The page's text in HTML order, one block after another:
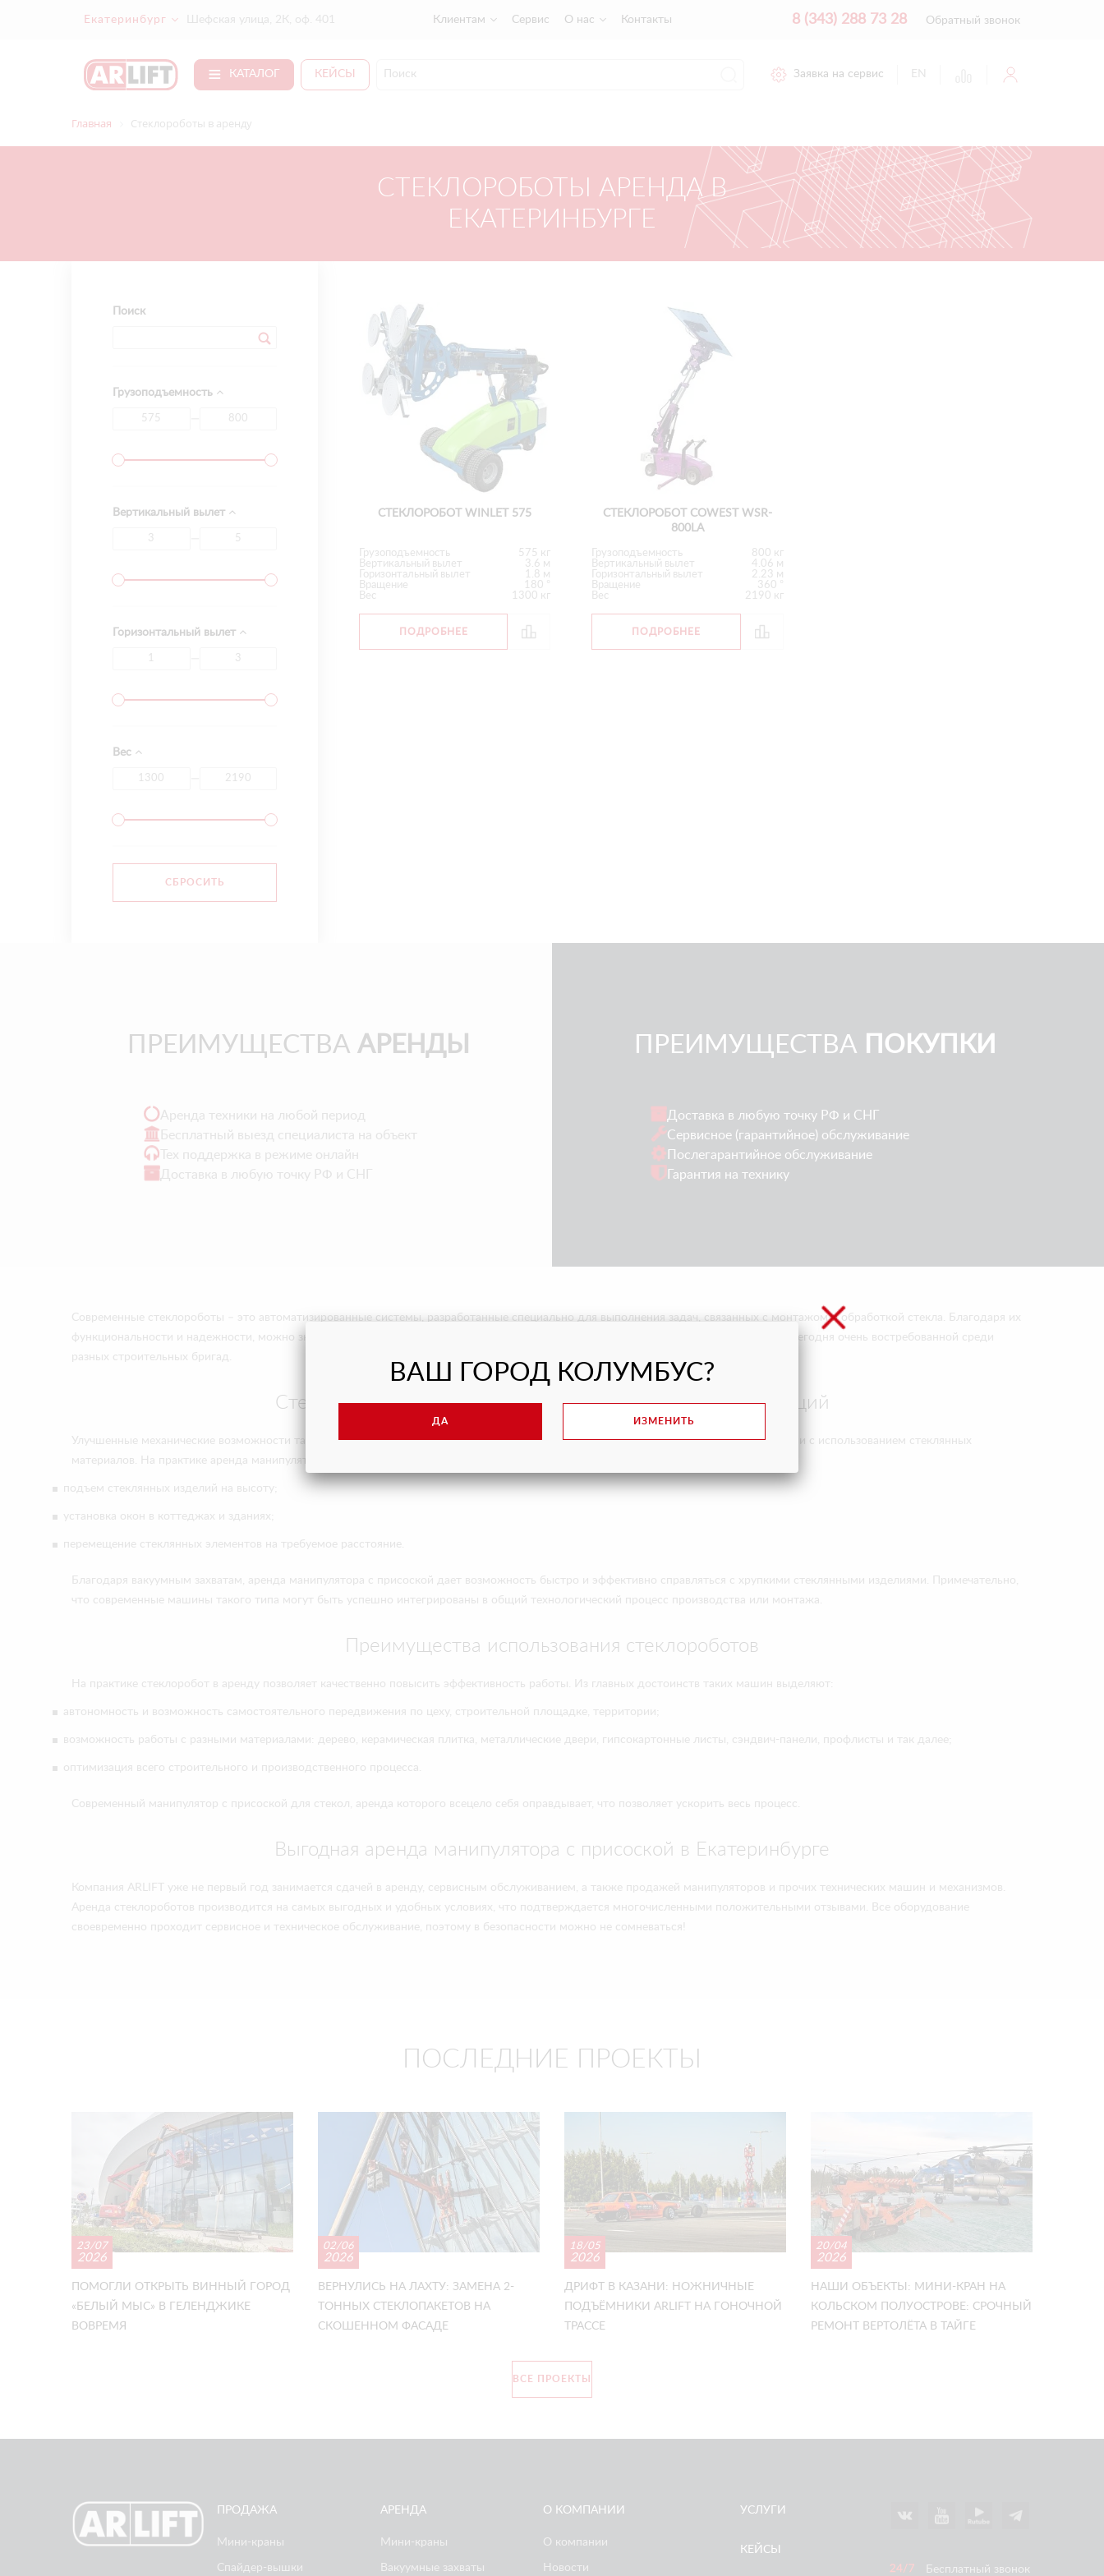
Екатеринбург Шефская улица, 2К, оф. 401 Клиентам Сервис О нас Контакты 8 (343) 288 73 28 Обратный звонок
КАТАЛОГ КЕЙСЫ Заявка на сервис EN
Главная Стеклороботы в аренду
СТЕКЛОРОБОТЫ АРЕНДА В
ЕКАТЕРИНБУРГЕ
Поиск
Грузоподъемность
Вертикальный вылет
Горизонтальный вылет
Вес
СТЕКЛОРОБОТ WINLET 575
Грузоподъемность
575 кг
Вертикальный вылет
3.6 м
Горизонтальный вылет
1.8 м
Вращение
180 °
Вес
1300 кг
ПОДРОБНЕЕ
СТЕКЛОРОБОТ COWEST WSR-
800LA
Грузоподъемность
800 кг
Вертикальный вылет
4.06 м
Горизонтальный вылет
2.23 м
Вращение
360 °
Вес
2190 кг
ПОДРОБНЕЕ
ПРЕИМУЩЕСТВА АРЕНДЫ
Аренда техники на любой период
Бесплатный выезд специалиста на объект
Тех поддержка в режиме онлайн
Доставка в любую точку РФ и СНГ
ПРЕИМУЩЕСТВА ПОКУПКИ
Доставка в любую точку РФ и СНГ
Сервисное (гарантийное) обслуживание
Послегарантийное обслуживание
Гарантия на технику
Современные стеклороботы – это автоматизированные системы, разработанные специально для выполнения задач, связанных с монтажом и обработкой стекла. Благодаря их
функциональности и надежности, можно значительно ускорить работу, поэтому аренда манипулятора с вакуумной присоской стала сегодня очень востребованной среди
разных строительных бригад.
Стеклоробот в аренду - перечень технологических операций
Улучшенные механические возможности таких робототехнических устройств позволяют уверенно выполнять самые сложные операции с использованием стеклянных
материалов. На практике аренда манипулятора для стекла позволяет успешно решать самые разные вопросы, включая следующее:
подъем стеклянных изделий на высоту;
установка окон в коттеджах и зданиях;
перемещение стеклянных элементов на требуемое расстояние.
Благодаря вакуумным захватам, аренда манипулятора с присоской дает возможность быстро и эффективно справляться с хрупкими стеклянными изделиями. Примечательно,
что современные машины такого типа могут быть успешно интегрированы в общий технологический процесс производства или монтажа.
Преимущества использования стеклороботов
На практике стеклоробот в аренду позволяет качественно повысить эффективность работы. Из главных достоинств таких машин выделяют:
автономность и возможность самостоятельного передвижения по цеху, строительной площадке, территории;
возможность работы с разными материалами: дерево, керамическая плитка, металлические двери, гипсокартонные листы, сэндвич-панели, профлисты и так далее;
оптимизация всего строительного и производственного процесса.
Современный манипулятор с присоской для стекол, аренда которого всецело себя оправдывает, что позволяет ускорить весь процесс.
Выгодная аренда манипулятора с присоской в Екатеринбурге
Компания ARLIFT уже не первый год занимается сдачей в аренду, сервисным обслуживанием, а также продажей манипуляторов и прочих технических машин и механизмов.
Аренда стеклороботов производится на самых выгодных и удобных условиях, что подтверждается многочисленными положительными отзывами. Все оборудование
своевременно проходит сервисное и техническое обслуживание, поэтому в безопасности можно не сомневаться!
ПОСЛЕДНИЕ ПРОЕКТЫ
23/07
2026
ПОМОГЛИ ОТКРЫТЬ ВИННЫЙ ГОРОД
«БЕЛЫЙ МЫС» В ГЕЛЕНДЖИКЕ
ВОВРЕМЯ
02/06
2026
ВЕРНУЛИСЬ НА ЛАХТУ: ЗАМЕНА 2-
ТОННЫХ СТЕКЛОПАКЕТОВ НА
СКОШЕННОМ ФАСАДЕ
18/05
2026
ДРИФТ В КАЗАНИ: НОЖНИЧНЫЕ
ПОДЪЁМНИКИ ARLIFT НА ГОНОЧНОЙ
ТРАССЕ
20/04
2026
НАШИ ОБЪЕКТЫ: МИНИ-КРАН НА
КОЛЬСКОМ ПОЛУОСТРОВЕ: СРОЧНЫЙ
РЕМОНТ ВЕРТОЛЁТА В ТАЙГЕ
ВСЕ ПРОЕКТЫ
ПРОДАЖА
Мини-краны
Спайдер-вышки
АРЕНДА
Мини-краны
Вакуумные захваты
О КОМПАНИИ
О компании
Новости
УСЛУГИ
КЕЙСЫ
Бесплатный звонок
ВАШ ГОРОД КОЛУМБУС?
ДА ИЗМЕНИТЬ